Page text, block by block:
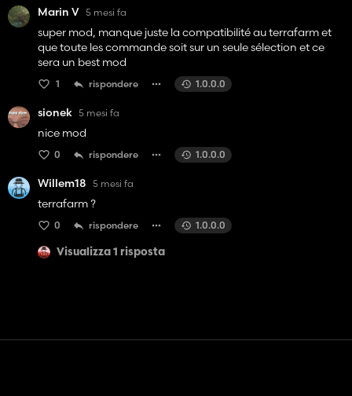
Marin V 5 mesi fa
super mod, manque juste la compatibilité au terrafarm et
que toute les commande soit sur un seule sélection et ce
sera un best mod
1 rispondere 1.0.0.0
sionek 5 mesi fa
nice mod
0 rispondere 1.0.0.0
Willem18 5 mesi fa
terrafarm ?
0 rispondere 1.0.0.0
Visualizza 1 risposta